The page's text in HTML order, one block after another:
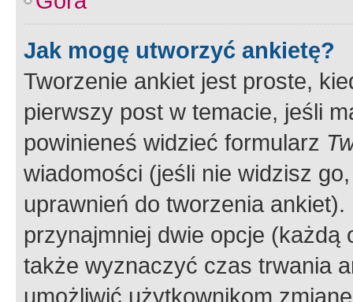
Jak mogę utworzyć ankietę?
Tworzenie ankiet jest proste,
pierwszy post w temacie, jeśli
powinieneś widzieć formularz
wiadomości (jeśli nie widzisz
uprawnień do tworzenia
przynajmniej dwie opcje
także wyznaczyć czas trwania
umożliwić użytkownikom